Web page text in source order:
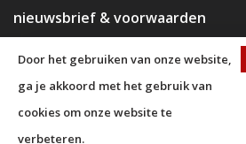
nieuwsbrief & voorwaarden
Door het gebruiken van onze website,
ga je akkoord met het gebruik van
cookies om onze website te
verbeteren.